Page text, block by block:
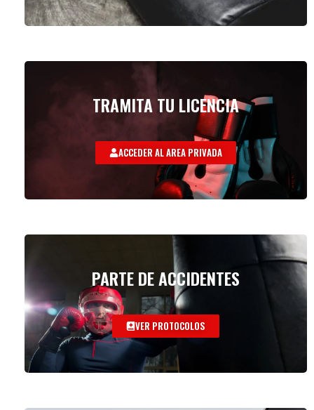
TRAMITA TU LICENCIA
ACCEDER AL AREA PRIVADA
PARTE DE ACCIDENTES
VER PROTOCOLOS